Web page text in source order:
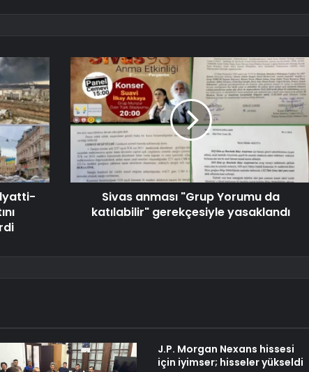
Sivas anması "Grup Yorumu da
katılabilir" gerekçesiyle yasaklandı
J.P. Morgan Nexans hissesi
için iyimser; hisseler yükseldi